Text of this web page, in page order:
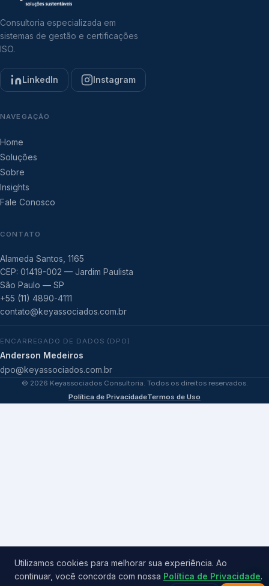
Consultoria especializada em
sistemas de gestão e certificações
ISO.
LinkedIn Instagram
NAVEGAÇÃO
Home
Soluções
Sobre
Insights
Fale Conosco
CONTATO
Alameda Santos, 1165
CEP: 01419-002 — Jardim Paulista
São Paulo — SP
+55 (11) 4890-4111
contato@keyassociados.com.br
ENCARREGADO DE DADOS (DPO)
Anderson Medeiros
dpo@keyassociados.com.br
© 2026 Keyassociados Consultoria. Todos os direitos reservados.
Política de PrivacidadeTermos de Uso
Utilizamos cookies para melhorar sua experiência. Ao
continuar, você concorda com nossa Política de Privacidade.